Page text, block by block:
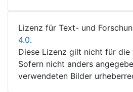
Lizenz für Text- und
4.0.
Diese Lizenz gilt nicht für die
Sofern nicht anders
verwendeten Bilder